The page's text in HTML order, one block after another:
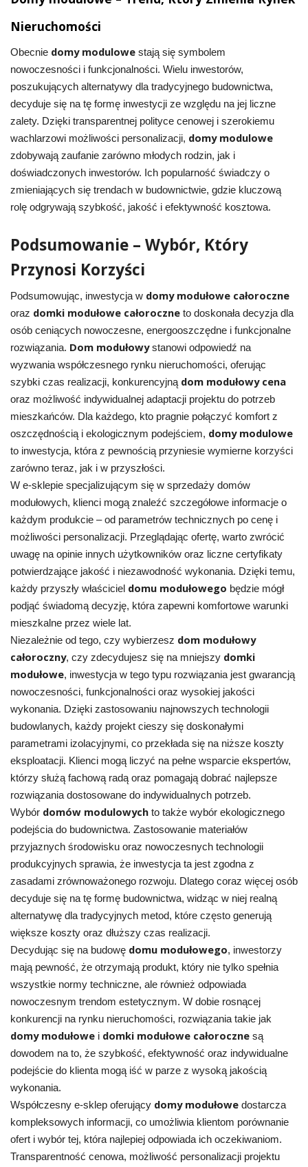
Nieruchomości
Obecnie domy modulowestają się symbolem
nowoczesności i funkcjonalności. Wielu inwestorów,
poszukujących alternatywy dla tradycyjnego budownictwa,
decyduje się na tę formę inwestycji ze względu na jej liczne
zalety. Dzięki transparentnej polityce cenowej i szerokiemu
wachlarzowi możliwości personalizacji, domy modulowe
zdobywają zaufanie zarówno młodych rodzin, jak i
doświadczonych inwestorów. Ich popularność świadczy o
zmieniających się trendach w budownictwie, gdzie kluczową
rolę odgrywają szybkość, jakość i efektywność kosztowa.
Podsumowanie – Wybór, Który
Przynosi Korzyści
Podsumowując, inwestycja w domy modułowe całoroczne
oraz domki modułowe całoroczneto doskonała decyzja dla
osób ceniących nowoczesne, energooszczędne i funkcjonalne
rozwiązania. Dom modułowystanowi odpowiedź na
wyzwania współczesnego rynku nieruchomości, oferując
szybki czas realizacji, konkurencyjną dom modułowy cena
oraz możliwość indywidualnej adaptacji projektu do potrzeb
mieszkańców. Dla każdego, kto pragnie połączyć komfort z
oszczędnością i ekologicznym podejściem, domy modulowe
to inwestycja, która z pewnością przyniesie wymierne korzyści
zarówno teraz, jak i w przyszłości.
W e-sklepie specjalizującym się w sprzedaży domów
modułowych, klienci mogą znaleźć szczegółowe informacje o
każdym produkcie – od parametrów technicznych po cenę i
możliwości personalizacji. Przeglądając ofertę, warto zwrócić
uwagę na opinie innych użytkowników oraz liczne certyfikaty
potwierdzające jakość i niezawodność wykonania. Dzięki temu,
każdy przyszły właściciel domu modułowego będzie mógł
podjąć świadomą decyzję, która zapewni komfortowe warunki
mieszkalne przez wiele lat.
Niezależnie od tego, czy wybierzesz dom modułowy
całoroczny, czy zdecydujesz się na mniejszy domki
modułowe, inwestycja w tego typu rozwiązania jest gwarancją
nowoczesności, funkcjonalności oraz wysokiej jakości
wykonania. Dzięki zastosowaniu najnowszych technologii
budowlanych, każdy projekt cieszy się doskonałymi
parametrami izolacyjnymi, co przekłada się na niższe koszty
eksploatacji. Klienci mogą liczyć na pełne wsparcie ekspertów,
którzy służą fachową radą oraz pomagają dobrać najlepsze
rozwiązania dostosowane do indywidualnych potrzeb.
Wybór domów modulowychto także wybór ekologicznego
podejścia do budownictwa. Zastosowanie materiałów
przyjaznych środowisku oraz nowoczesnych technologii
produkcyjnych sprawia, że inwestycja ta jest zgodna z
zasadami zrównoważonego rozwoju. Dlatego coraz więcej osób
decyduje się na tę formę budownictwa, widząc w niej realną
alternatywę dla tradycyjnych metod, które często generują
większe koszty oraz dłuższy czas realizacji.
Decydując się na budowę domu modułowego, inwestorzy
mają pewność, że otrzymają produkt, który nie tylko spełnia
wszystkie normy techniczne, ale również odpowiada
nowoczesnym trendom estetycznym. W dobie rosnącej
konkurencji na rynku nieruchomości, rozwiązania takie jak
domy modułowei domki modułowe całorocznesą
dowodem na to, że szybkość, efektywność oraz indywidualne
podejście do klienta mogą iść w parze z wysoką jakością
wykonania.
Współczesny e-sklep oferujący domy modułowedostarcza
kompleksowych informacji, co umożliwia klientom porównanie
ofert i wybór tej, która najlepiej odpowiada ich oczekiwaniom.
Transparentność cenowa, możliwość personalizacji projektu